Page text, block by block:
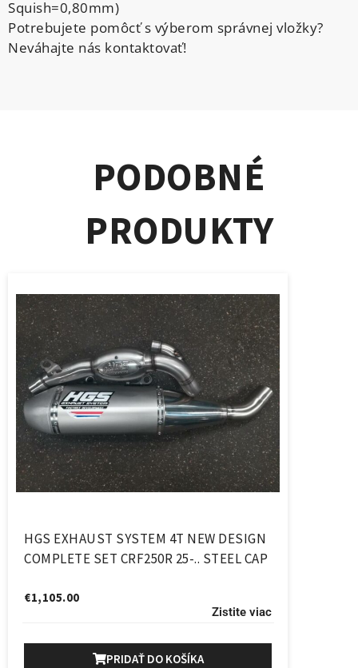
Squish=0,80mm)
Potrebujete pomôcť s výberom správnej vložky?
Neváhajte nás kontaktovať!
PODOBNÉ
PRODUKTY
HGS EXHAUST SYSTEM 4T NEW DESIGN
COMPLETE SET CRF250R 25-.. STEEL CAP
€1,105.00
Zistite viac
PRIDAŤ DO KOŠÍKA